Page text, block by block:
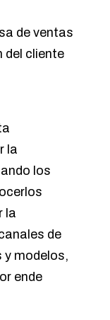
de ventas
del cliente
la
los
la
de
modelos,
ende